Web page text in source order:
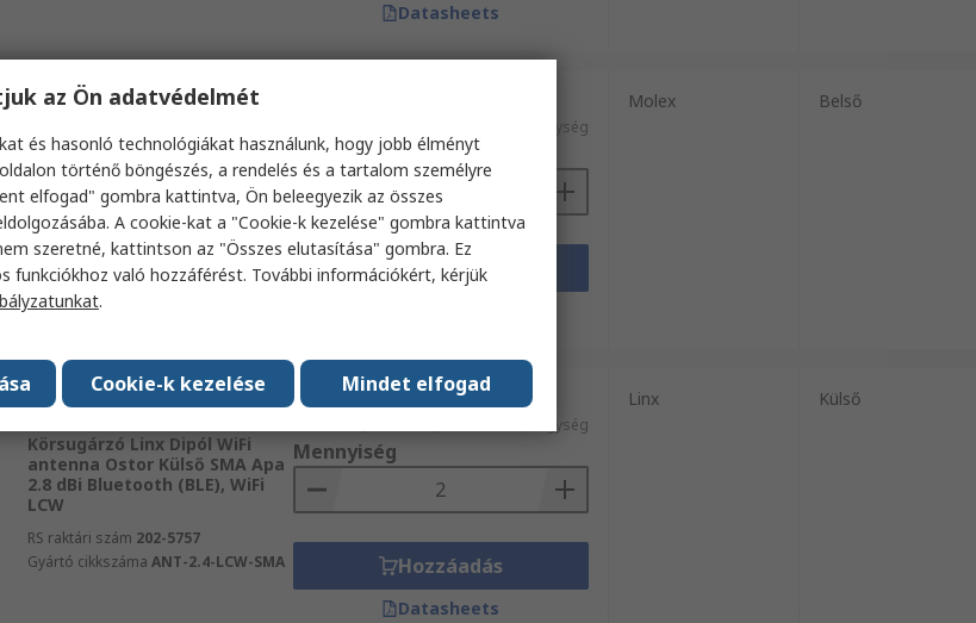
Datasheets
Raktáron
Körsugárzó Molex WiFi
antenna Ragasztó T-rúd Belső
U.FL/I-PEX MHF csatlakozó 50
mm Nő 4.25 dBi WiFi
(kétsávos) 146153
RS raktári szám218-2041
Gyártó cikkszáma 146153-0050
603 Ft/egység
Mennyiség
Hozzáadás
Molex Belső
Jelenleg nem elérhet_
Körsugárzó Linx Dipól WiFi
antenna Ostor Külső SMA Apa
2.8 dBi Bluetooth (BLE), WiFi
LCW
RS raktári szám 202-5757
Gyártó cikkszáma ANT-2.4-LCW-SMA
Részösszeg (1 csomag / 2 egység)
1884 Ft/egység
Mennyiség
Hozzáadás
Datasheets
Linx Külső
az Ön adatvédelmét
és hasonló technológiákat használunk, hogy jobb élményt
történő böngészés, a rendelés és a tartalom személyre
elfogad" gombra kattintva, Ön beleegyezik az összes
A cookie-kat a "Cookie-k kezelése" gombra kattintva
szeretné, kattintson az "Összes elutasítása" gombra. Ez
funkciókhoz való hozzáférést. További információkért, kérjük
.
Mindet elfogad
Cookie-k kezelése